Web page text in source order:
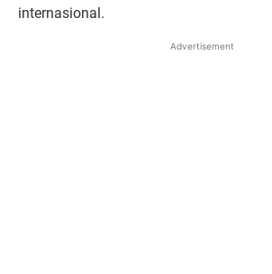
internasional.
Advertisement